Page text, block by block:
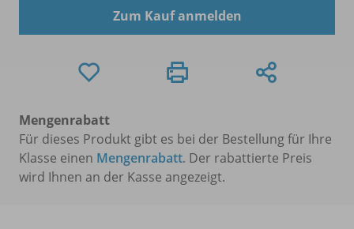
Zum Kauf anmelden
Mengenrabatt
Für dieses Produkt gibt es bei der Bestellung für Ihre
Klasse einen Mengenrabatt. Der rabattierte Preis
wird Ihnen an der Kasse angezeigt.